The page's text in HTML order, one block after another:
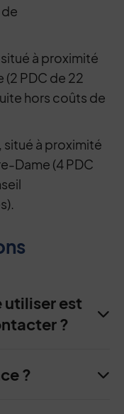
à proximité
(2 PDC de 22
hors coûts de
à proximité
Dame (4 PDC
utiliser est
?
?